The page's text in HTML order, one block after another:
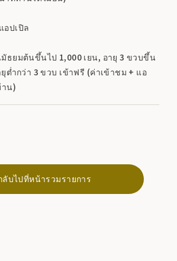
อปเปิล
ธยมต้นขึ้นไป 1,000 เยน, อายุ 3 ขวบขึ้น
ยุต่ำกว่า 3 ขวบ เข้าฟรี (ค่าเข้าชม + แอ
น)
ลับไปที่หน้ารวมรายการ